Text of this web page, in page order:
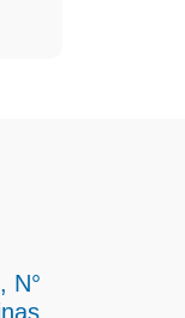
N°